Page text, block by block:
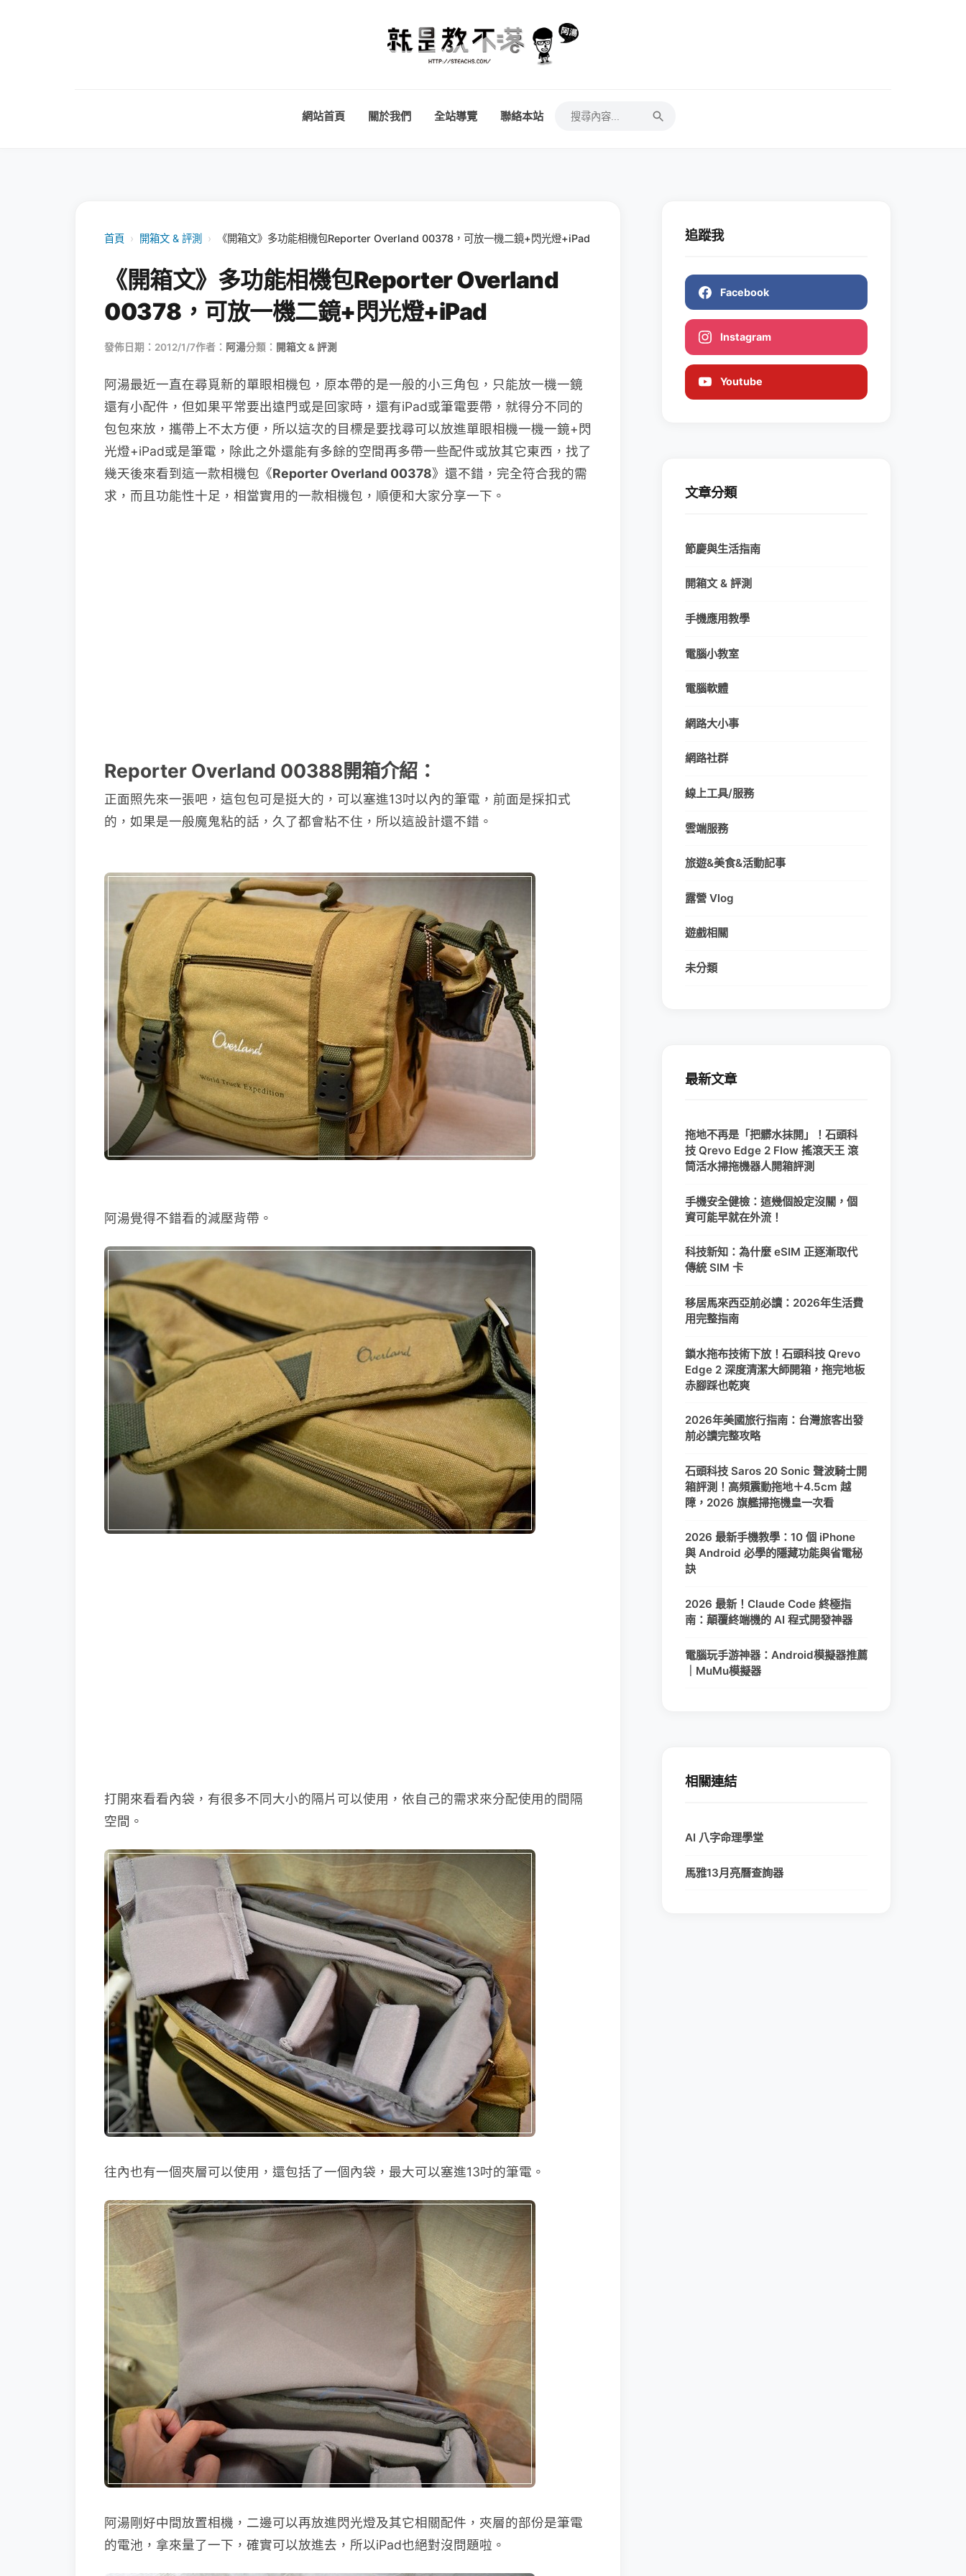
網站首頁 關於我們 全站導覽 聯絡本站
首頁 › 開箱文 & 評測 › 《開箱文》多功能相機包Reporter Overland 00378，可放一機二鏡+閃光燈+iPad
《開箱文》多功能相機包Reporter Overland
00378，可放一機二鏡+閃光燈+iPad
發佈日期：2012/1/7作者： 阿湯分類： 開箱文 & 評測
阿湯最近一直在尋覓新的單眼相機包，原本帶的是一般的小三角包，只能放一機一鏡
還有小配件，但如果平常要出遠門或是回家時，還有iPad或筆電要帶，就得分不同的
包包來放，攜帶上不太方便，所以這次的目標是要找尋可以放進單眼相機一機一鏡+閃
光燈+iPad或是筆電，除此之外還能有多餘的空間再多帶一些配件或放其它東西，找了
幾天後來看到這一款相機包《Reporter Overland 00378》還不錯，完全符合我的需
求，而且功能性十足，相當實用的一款相機包，順便和大家分享一下。
Reporter Overland 00388開箱介紹：
正面照先來一張吧，這包包可是挺大的，可以塞進13吋以內的筆電，前面是採扣式
的，如果是一般魔鬼粘的話，久了都會粘不住，所以這設計還不錯。
阿湯覺得不錯看的減壓背帶。
打開來看看內袋，有很多不同大小的隔片可以使用，依自己的需求來分配使用的間隔
空間。
往內也有一個夾層可以使用，還包括了一個內袋，最大可以塞進13吋的筆電。
阿湯剛好中間放置相機，二邊可以再放進閃光燈及其它相關配件，夾層的部份是筆電
的電池，拿來量了一下，確實可以放進去，所以iPad也絕對沒問題啦。
追蹤我
Facebook
Instagram
Youtube
文章分類
節慶與生活指南
開箱文 & 評測
手機應用教學
電腦小教室
電腦軟體
網路大小事
網路社群
線上工具/服務
雲端服務
旅遊&美食&活動記事
露營 Vlog
遊戲相關
未分類
最新文章
拖地不再是「把髒水抹開」！石頭科
技 Qrevo Edge 2 Flow 搖滾天王 滾
筒活水掃拖機器人開箱評測
手機安全健檢：這幾個設定沒關，個
資可能早就在外流！
科技新知：為什麼 eSIM 正逐漸取代
傳統 SIM 卡
移居馬來西亞前必讀：2026年生活費
用完整指南
鎖水拖布技術下放！石頭科技 Qrevo
Edge 2 深度清潔大師開箱，拖完地板
赤腳踩也乾爽
2026年美國旅行指南：台灣旅客出發
前必讀完整攻略
石頭科技 Saros 20 Sonic 聲波騎士開
箱評測！高頻震動拖地＋4.5cm 越
障，2026 旗艦掃拖機皇一次看
2026 最新手機教學：10 個 iPhone
與 Android 必學的隱藏功能與省電秘
訣
2026 最新！Claude Code 終極指
南：顛覆終端機的 AI 程式開發神器
電腦玩手游神器：Android模擬器推薦
｜MuMu模擬器
相關連結
AI 八字命理學堂
馬雅13月亮曆查詢器